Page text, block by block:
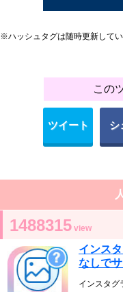
※ハッシュタグは随時更新して
この
ツイート シ
1488315 view
インス
なしで
インスタグ